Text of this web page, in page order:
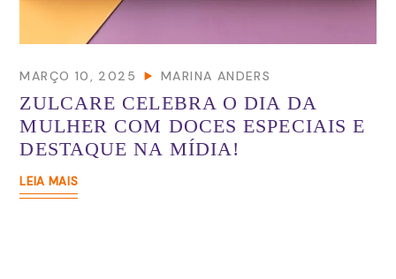
MARÇO 10, 2025 MARINA ANDERS
ZULCARE CELEBRA O DIA DA
MULHER COM DOCES ESPECIAIS E
DESTAQUE NA MÍDIA!
LEIA MAIS